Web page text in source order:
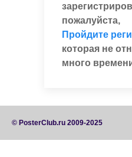
пожалуйста,
Пройдите
которая не
много
© PosterClub.ru 2009-2025